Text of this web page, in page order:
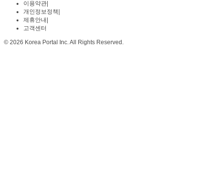
이용약관
개인정보정책
제휴안내
고객센터
© 2026 Korea Portal Inc. All Rights Reserved.